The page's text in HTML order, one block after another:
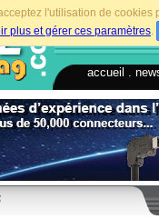
l'utilisation de
plus et gérer ces paramètres.
accueil